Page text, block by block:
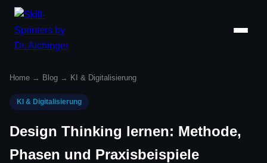
Home → Blog → KI & Digitalisierung
KI & Digitalisierung
Design Thinking lernen: Methode,
Phasen und Praxisbeispiele